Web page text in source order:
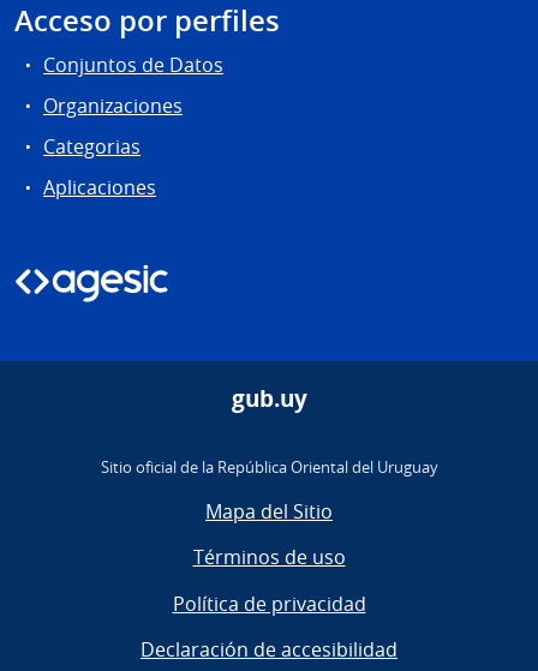
Acceso por perfiles
Conjuntos de Datos
Organizaciones
Categorias
Aplicaciones
gub.uy
Sitio oficial de la República Oriental del Uruguay
Mapa del Sitio
Términos de uso
Política de privacidad
Declaración de accesibilidad